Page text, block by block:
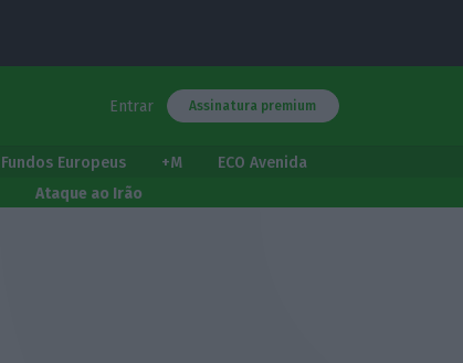
Entrar Assinatura premium
Fundos Europeus +M
ECO Avenida
Ataque ao Irão